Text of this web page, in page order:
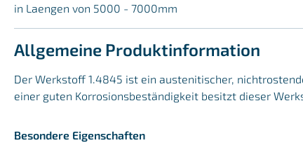
in Laengen von 5000 - 7000mm
Allgemeine Produktinformation
Der Werkstoff 1.4845 ist ein austenitischer,
einer guten Korrosionsbeständigkeit besitzt dieser
Besondere Eigenschaften